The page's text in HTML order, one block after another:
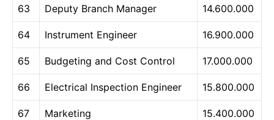
63 Deputy Branch Manager 14.600.000
64 Instrument Engineer 16.900.000
65 Budgeting and Cost Control 17.000.000
66 Electrical Inspection Engineer 15.800.000
67 Marketing 15.400.000